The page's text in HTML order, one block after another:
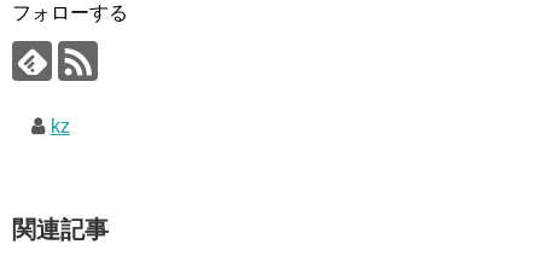
フォローする
kz
関連記事